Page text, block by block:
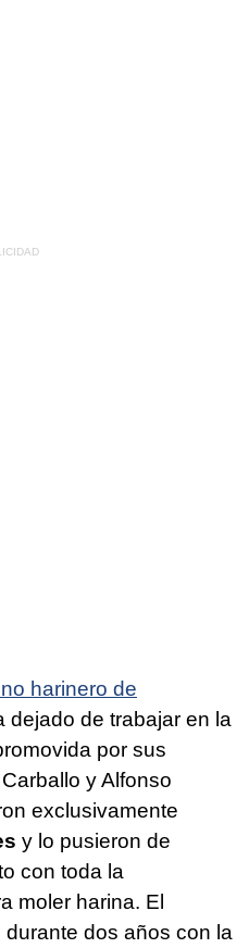
harinero de
de trabajar en la
por sus
y Alfonso
exclusivamente
y lo pusieron de
con toda la
moler harina. El
dos años con la